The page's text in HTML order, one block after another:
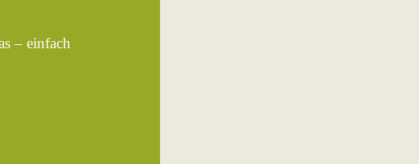
– einfach